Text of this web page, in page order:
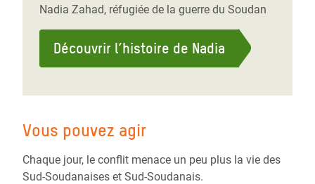
Nadia Zahad, réfugiée de la guerre du Soudan
Découvrir l’histoire de Nadia
Vous pouvez agir
Chaque jour, le conflit menace un peu plus la vie des
Sud-Soudanaises et Sud-Soudanais.